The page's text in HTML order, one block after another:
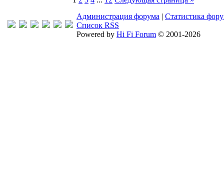
Администрация форума | Статистика
Список RSS
Powered by Hi Fi Forum © 2001-2026